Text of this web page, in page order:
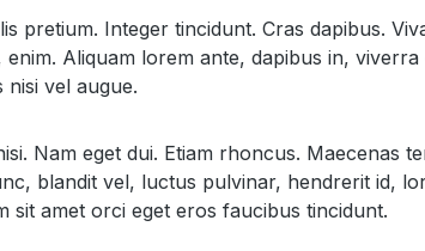
pretium. Integer tincidunt. Cras dapibus.
Aliquam lorem ante, dapibus in,
nisi vel augue.
Nam eget dui. Etiam rhoncus. Maecenas
blandit vel, luctus pulvinar, hendrerit id,
sit amet orci eget eros faucibus tincidunt.